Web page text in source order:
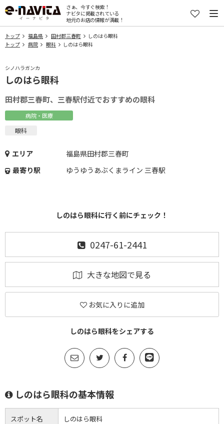
さぁ、今すぐ検索！
ナビタに掲載されている
地元のお店の情報が満載！
トップ 福島県 田村郡三春町
しのはら眼科
トップ
病院 眼科 しのはら眼科
シノハラガンカ
しのはら眼科
田村郡三春町、三春駅付近でおすすめの眼科
病院・医療
眼科
エリア
福島県田村郡三春町
最寄り駅
ゆうゆうあぶくまライン 三春駅
しのはら眼科に行く前にチェック！
0247-61-2441
大きな地図で見る
お気に入りに追加
しのはら眼科をシェアする
しのはら眼科の基本情報
スポット名 しのはら眼科